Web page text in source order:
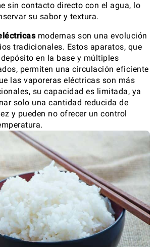
sin contacto directo con el agua, lo
su sabor y textura.
modernas son una evolución
tradicionales. Estos aparatos, que
en la base y múltiples
permiten una circulación eficiente
las vaporeras eléctricas son más
su capacidad es limitada, ya
solo una cantidad reducida de
y pueden no ofrecer un control